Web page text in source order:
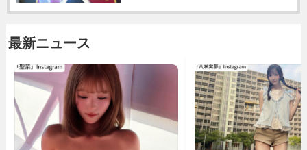
最新ニュース